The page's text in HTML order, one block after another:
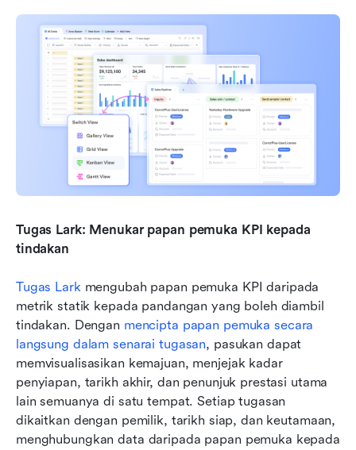
Tugas Lark: Menukar papan pemuka KPI kepada
tindakan
Tugas Lark mengubah papan pemuka KPI daripada
metrik statik kepada pandangan yang boleh diambil
tindakan. Dengan mencipta papan pemuka secara
langsung dalam senarai tugasan, pasukan dapat
memvisualisasikan kemajuan, menjejak kadar
penyiapan, tarikh akhir, dan penunjuk prestasi utama
lain semuanya di satu tempat. Setiap tugasan
dikaitkan dengan pemilik, tarikh siap, dan keutamaan,
menghubungkan data daripada papan pemuka kepada